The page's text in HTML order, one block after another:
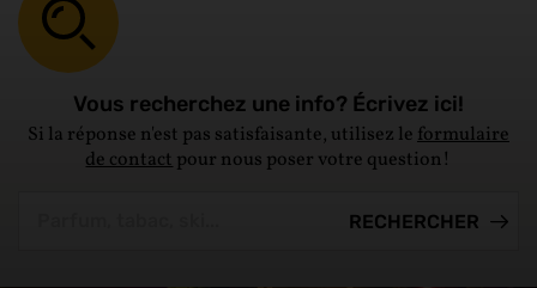
Vous recherchez une info? Écrivez ici!
Si la réponse n'est pas satisfaisante, utilisez leformulaire
de contactpour nous poser votre question!